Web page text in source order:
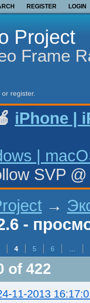
REGISTER LOGIN
Project
Frame
register.
iPhone |
|
SVP
→
-
4 5 6
of 422
11-2013